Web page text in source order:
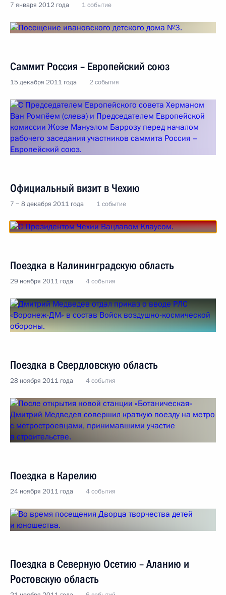
7 января 2012 года 1 событие
Саммит Россия – Европейский союз
15 декабря 2011 года 2 события
Официальный визит в Чехию
7 − 8 декабря 2011 года 1 событие
Поездка в Калининградскую область
29 ноября 2011 года 4 события
Поездка в Свердловскую область
28 ноября 2011 года 4 события
Поездка в Карелию
24 ноября 2011 года 4 события
Поездка в Северную Осетию – Аланию и
Ростовскую область